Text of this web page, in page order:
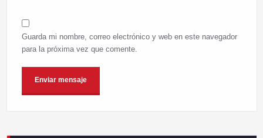
Guarda mi nombre, correo electrónico y web en este navegador
para la próxima vez que comente.